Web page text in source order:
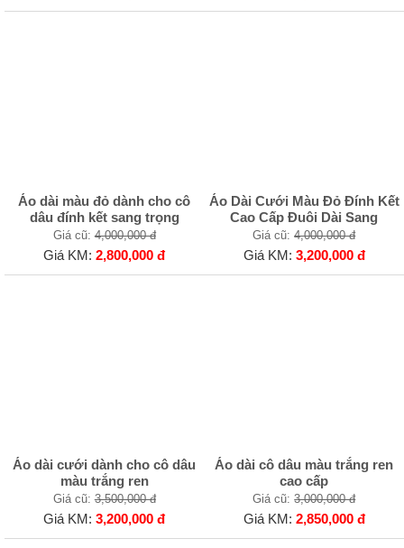
Áo dài màu đỏ dành cho cô
dâu đính kết sang trọng
Giá cũ:4,000,000 đ
Giá KM:2,800,000 đ
Áo Dài Cưới Màu Đỏ Đính Kết
Cao Cấp Đuôi Dài Sang
Giá cũ:4,000,000 đ
Giá KM: 3,200,000 đ
Áo dài cưới dành cho cô dâu
màu trắng ren
Giá cũ:3,500,000 đ
Giá KM:3,200,000 đ
Áo dài cô dâu màu trắng ren
cao cấp
Giá cũ:3,000,000 đ
Giá KM: 2,850,000 đ